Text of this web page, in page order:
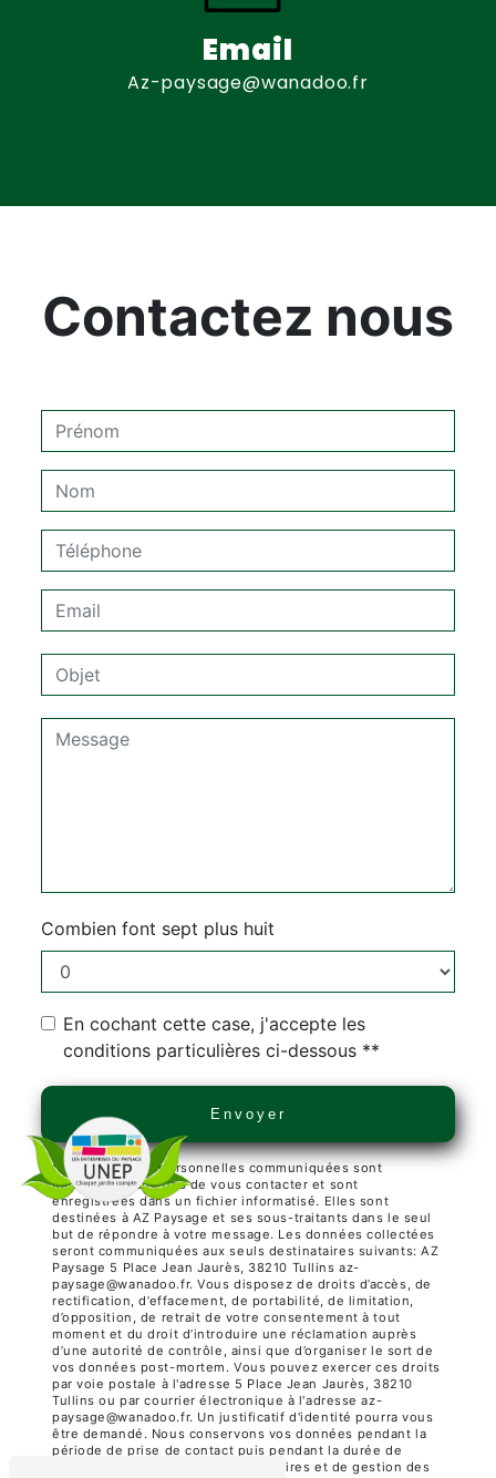
Email
az-paysage@wanadoo.fr
Contactez nous
Combien font sept plus huit
En cochant cette case, j'accepte les
conditions particulières ci-dessous **
Envoyer
** Les données personnelles communiquées sont
nécessaires aux fins de vous contacter et sont
enregistrées dans un fichier informatisé. Elles sont
destinées à AZ Paysage et ses sous-traitants dans le seul
but de répondre à votre message. Les données collectées
seront communiquées aux seuls destinataires suivants: AZ
Paysage 5 Place Jean Jaurès, 38210 Tullins az-
paysage@wanadoo.fr. Vous disposez de droits d’accès, de
rectification, d’effacement, de portabilité, de limitation,
d’opposition, de retrait de votre consentement à tout
moment et du droit d’introduire une réclamation auprès
d’une autorité de contrôle, ainsi que d’organiser le sort de
vos données post-mortem. Vous pouvez exercer ces droits
par voie postale à l'adresse 5 Place Jean Jaurès, 38210
Tullins ou par courrier électronique à l'adresse az-
paysage@wanadoo.fr. Un justificatif d'identité pourra vous
être demandé. Nous conservons vos données pendant la
période de prise de contact puis pendant la durée de
prescription légale aux fins probatoires et de gestion des